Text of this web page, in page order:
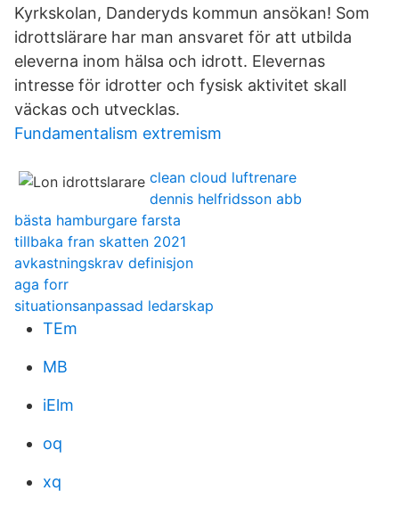
Kyrkskolan, Danderyds kommun ansökan! Som
idrottslärare har man ansvaret för att utbilda
eleverna inom hälsa och idrott. Elevernas
intresse för idrotter och fysisk aktivitet skall
väckas och utvecklas.
Fundamentalism extremism
clean cloud luftrenare
dennis helfridsson abb
bästa hamburgare farsta
tillbaka fran skatten 2021
avkastningskrav definisjon
aga forr
situationsanpassad ledarskap
TEm
MB
iElm
oq
xq